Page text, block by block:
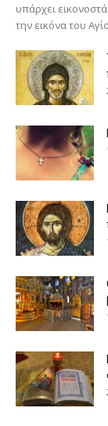
υπάρχει
την εικόνα του